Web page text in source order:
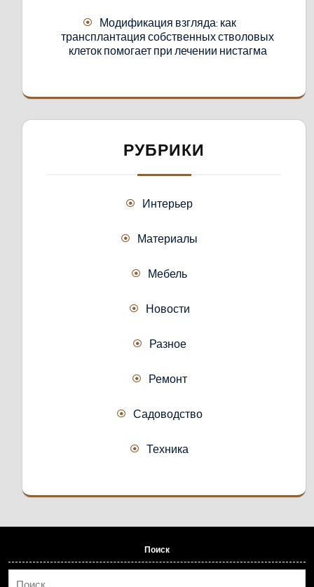
Модификация взгляда: как
трансплантация собственных стволовых
клеток помогает при лечении нистагма
РУБРИКИ
Интерьер
Материалы
Мебель
Новости
Разное
Ремонт
Садоводство
Техника
Поиск